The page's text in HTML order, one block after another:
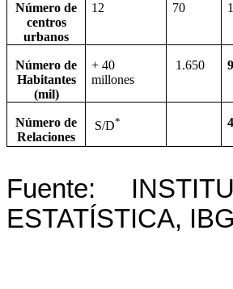
Número de
centros
urbanos
12 70
Número de
Habitantes
(mil)
+ 40
millones
1.650
Número de
Relaciones
S/D*
Fuente:
ESTATÍSTICA,